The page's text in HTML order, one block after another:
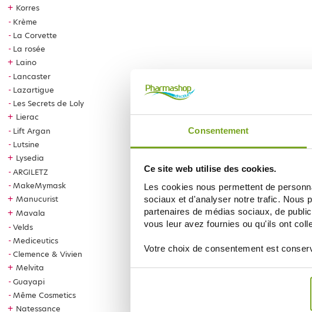
Consentement
Ce site web utilise des cookies.
Les cookies nous permettent de
sociaux et d'analyser notre trafic. Nous
partenaires de médias sociaux, de
vous leur avez fournies ou qu'ils ont
Votre choix de consentement est
+ Korres
Krème
La Corvette
La rosée
+ Laino
Lancaster
Lazartigue
Les Secrets de Loly
+ Lierac
Lift Argan
Lutsine
+ Lysedia
ARGILETZ
MakeMymask
+ Manucurist
+ Mavala
Velds
Mediceutics
Clemence & Vivien
+ Melvita
Guayapi
Même Cosmetics
+ Natessance